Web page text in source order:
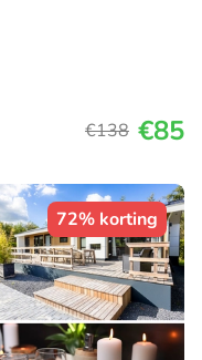
€138 €85
72% korting